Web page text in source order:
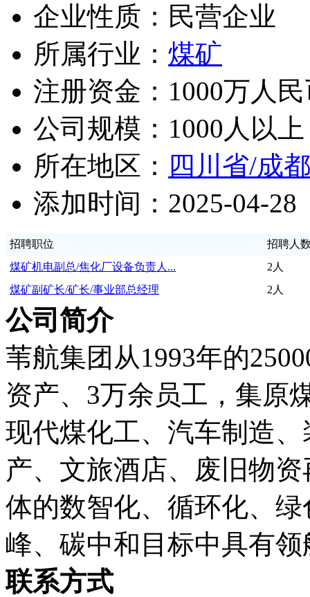
企业性质：民营企业
所属行业： 煤矿
注册资金：1000万人
公司规模：1000人以上
所在地区： 四川省/成
添加时间：2025-04-28
招聘职位
招聘人
煤矿机电副总/焦化厂设备负责人...
2人
煤矿副矿长/矿长/事业部总经理
2人
公司简介
苇航集团从1993年的
资产、3万余员工，集原
现代煤化工、汽车制造
产、文旅酒店、废旧物
体的数智化、循环化、
峰、碳中和目标中具有
联系方式